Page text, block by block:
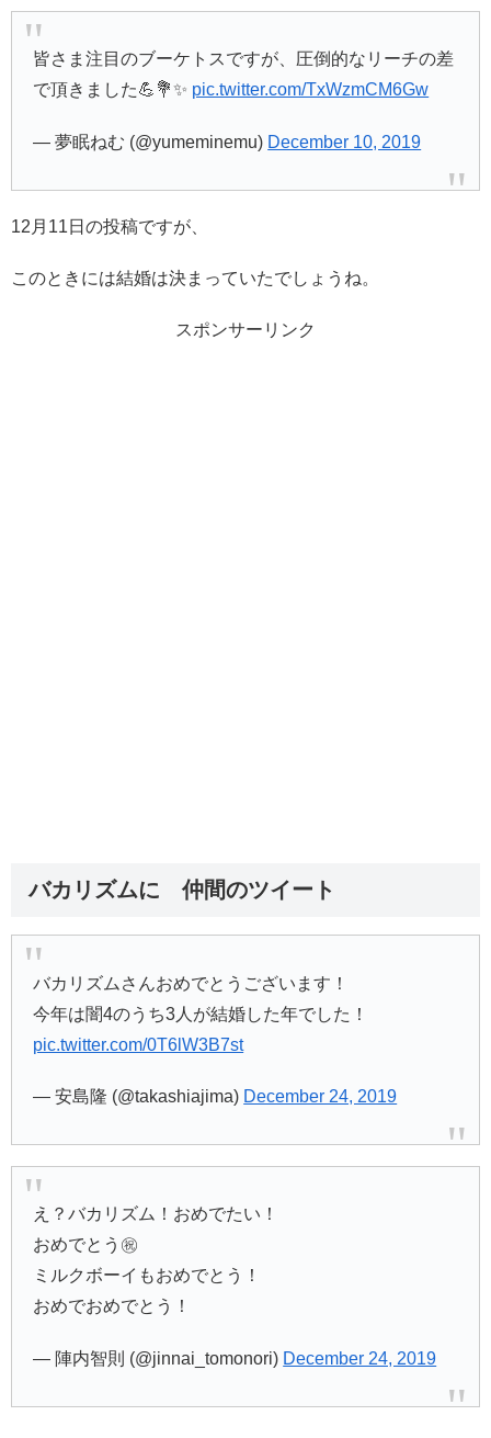
皆さま注目のブーケトスですが、圧倒的なリーチの差
で頂きました💪💐✨ pic.twitter.com/TxWzmCM6Gw
— 夢眠ねむ (@yumeminemu) December 10, 2019
12月11日の投稿ですが、
このときには結婚は決まっていたでしょうね。
スポンサーリンク
バカリズムに 仲間のツイート
バカリズムさんおめでとうございます！
今年は闇4のうち3人が結婚した年でした！
pic.twitter.com/0T6lW3B7st
— 安島隆 (@takashiajima) December 24, 2019
え？バカリズム！おめでたい！
おめでとう㊗️
ミルクボーイもおめでとう！
おめでおめでとう！
— 陣内智則 (@jinnai_tomonori) December 24, 2019